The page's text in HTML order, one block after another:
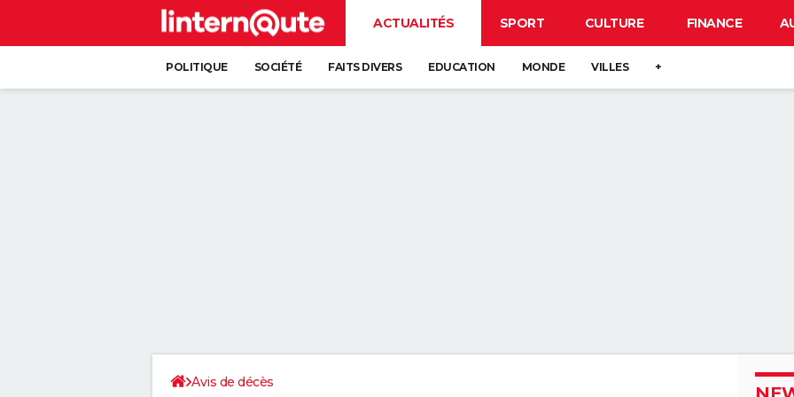
ACTUALITÉS SPORT CULTURE FINANCE
POLITIQUE SOCIÉTÉ FAITS DIVERS EDUCATION MONDE VILLES +
Avis de décès